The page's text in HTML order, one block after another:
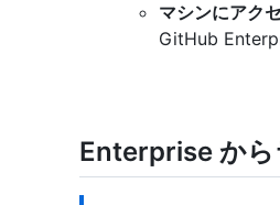
マシンにアク
GitHub
Enterprise から